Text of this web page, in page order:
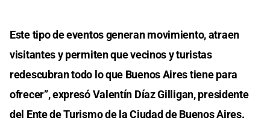
Este tipo de eventos generan movimiento, atraen
visitantes y permiten que vecinos y turistas
redescubran todo lo que Buenos Aires tiene para
ofrecer”, expresó Valentín Díaz Gilligan, presidente
del Ente de Turismo de la Ciudad de Buenos Aires.